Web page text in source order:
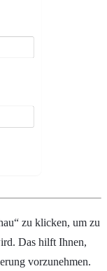
zu klicken, um zu
Das hilft Ihnen,
vorzunehmen.